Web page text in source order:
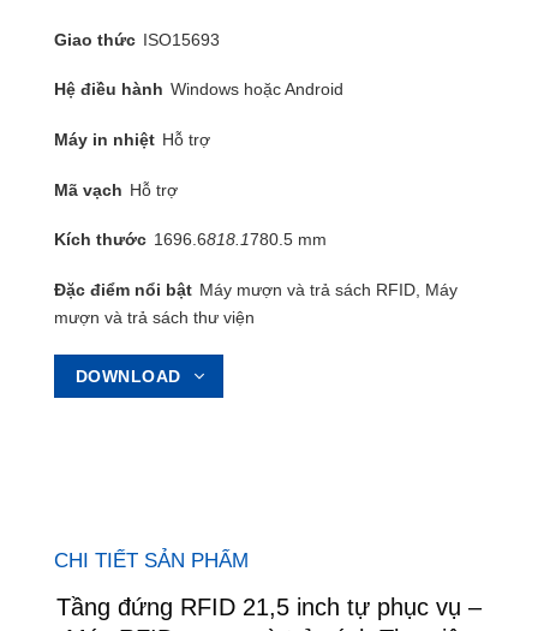
Giao thức ISO15693
Hệ điều hành Windows hoặc Android
Máy in nhiệt Hỗ trợ
Mã vạch Hỗ trợ
Kích thước 1696.6818.1780.5 mm
Đặc điểm nổi bật Máy mượn và trả sách RFID, Máy
mượn và trả sách thư viện
DOWNLOAD
CHI TIẾT SẢN PHẨM
Tầng đứng RFID 21,5 inch tự phục vụ –